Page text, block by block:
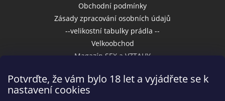
Potvrďte, že vám bylo 18 let a vyjádřete se k
nastavení cookies
Obchodní podmínky
Zásady zpracování osobních údajů
--velikostní tabulky prádla --
Velkoobchod
Magazín SEX a VZTAHY